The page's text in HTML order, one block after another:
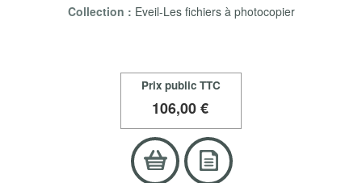
Collection : Eveil-Les fichiers à photocopier
Prix public TTC
106,00 €